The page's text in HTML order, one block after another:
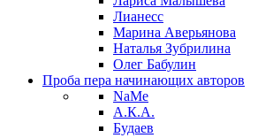
Лианесс
Марина Аверьянова
Наталья Зубрилина
Олег Бабулин
Проба пера начинающих авторов
NaMe
А.К.А.
Будаев